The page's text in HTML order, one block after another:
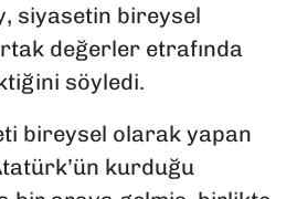
siyasetin bireysel
değerler etrafında
söyledi.
bireysel olarak yapan
kurduğu